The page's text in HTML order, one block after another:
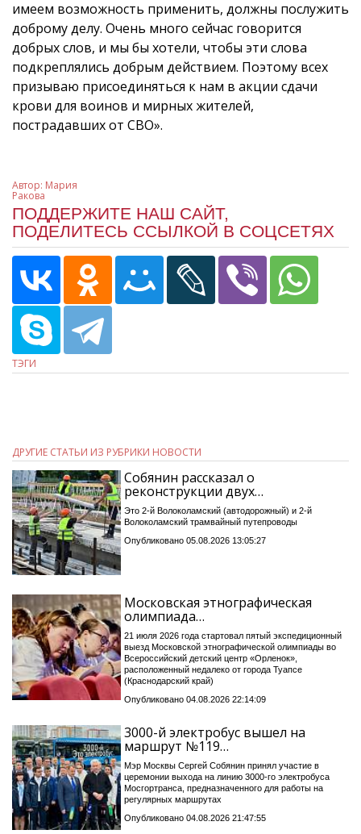
имеем возможность применить, должны послужить
доброму делу. Очень много сейчас говорится
добрых слов, и мы бы хотели, чтобы эти слова
подкреплялись добрым действием. Поэтому всех
призываю присоединяться к нам в акции сдачи
крови для воинов и мирных жителей,
пострадавших от СВО».
Автор: Мария
Ракова
ПОДДЕРЖИТЕ НАШ САЙТ,
ПОДЕЛИТЕСЬ ССЫЛКОЙ В СОЦСЕТЯХ
ТЭГИ
ДРУГИЕ СТАТЬИ ИЗ РУБРИКИ НОВОСТИ
Собянин рассказал о
реконструкции двух…
Это 2-й Волоколамский (автодорожный) и 2-й
Волоколамский трамвайный путепроводы
Опубликовано 05.08.2026 13:05:27
Московская этнографическая
олимпиада…
21 июля 2026 года стартовал пятый экспедиционный
выезд Московской этнографической олимпиады во
Всероссийский детский центр «Орленок»,
расположенный недалеко от города Туапсе
(Краснодарский край)
Опубликовано 04.08.2026 22:14:09
3000-й электробус вышел на
маршрут №119…
Мэр Москвы Сергей Собянин принял участие в
церемонии выхода на линию 3000-го электробуса
Мосгортранса, предназначенного для работы на
регулярных маршрутах
Опубликовано 04.08.2026 21:47:55